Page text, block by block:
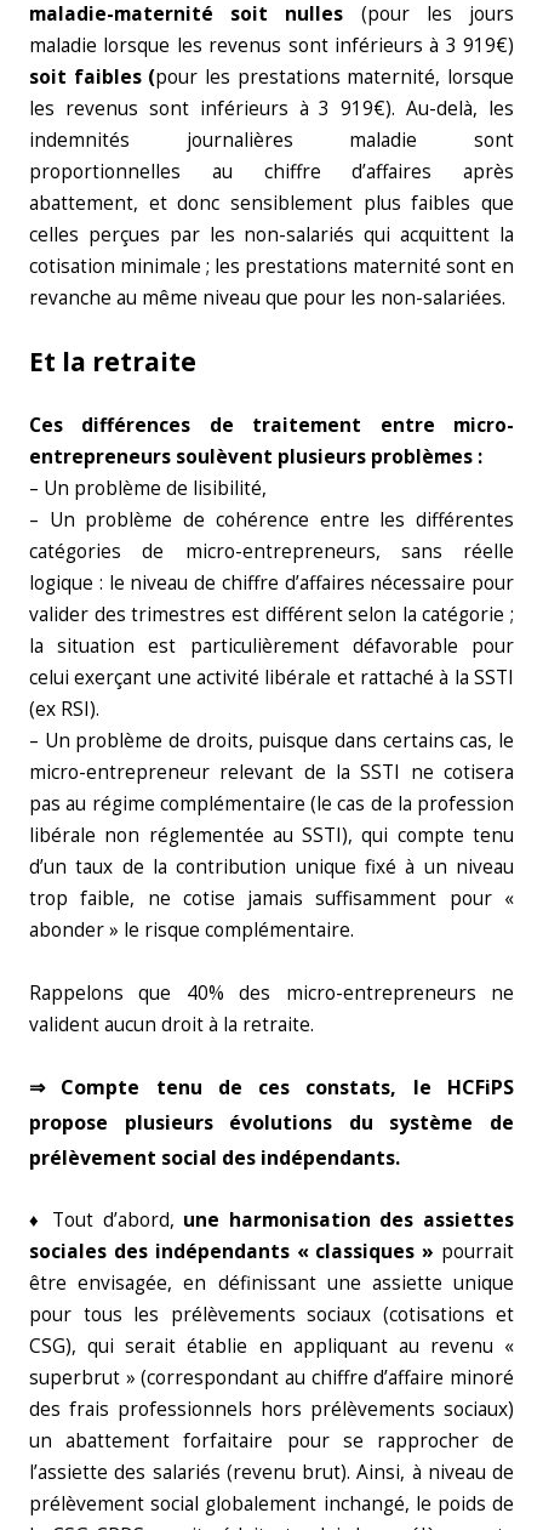
maladie-maternité soit nulles (pour les jours
maladie lorsque les revenus sont inférieurs à 3 919€)
soit faibles (pour les prestations maternité, lorsque
les revenus sont inférieurs à 3 919€). Au-delà, les
indemnités journalières maladie sont
proportionnelles au chiffre d’affaires après
abattement, et donc sensiblement plus faibles que
celles perçues par les non-salariés qui acquittent la
cotisation minimale ; les prestations maternité sont en
revanche au même niveau que pour les non-salariées.
Et la retraite
Ces différences de traitement entre micro-
entrepreneurs soulèvent plusieurs problèmes :
– Un problème de lisibilité,
– Un problème de cohérence entre les différentes
catégories de micro-entrepreneurs, sans réelle
logique : le niveau de chiffre d’affaires nécessaire pour
valider des trimestres est différent selon la catégorie ;
la situation est particulièrement défavorable pour
celui exerçant une activité libérale et rattaché à la SSTI
(ex RSI).
– Un problème de droits, puisque dans certains cas, le
micro-entrepreneur relevant de la SSTI ne cotisera
pas au régime complémentaire (le cas de la profession
libérale non réglementée au SSTI), qui compte tenu
d’un taux de la contribution unique fixé à un niveau
trop faible, ne cotise jamais suffisamment pour «
abonder » le risque complémentaire.
Rappelons que 40% des micro-entrepreneurs ne
valident aucun droit à la retraite.
⇒ Compte tenu de ces constats, le HCFiPS
propose plusieurs évolutions du système de
prélèvement social des indépendants.
♦ Tout d’abord, une harmonisation des assiettes
sociales des indépendants « classiques » pourrait
être envisagée, en définissant une assiette unique
pour tous les prélèvements sociaux (cotisations et
CSG), qui serait établie en appliquant au revenu «
superbrut » (correspondant au chiffre d’affaire minoré
des frais professionnels hors prélèvements sociaux)
un abattement forfaitaire pour se rapprocher de
l’assiette des salariés (revenu brut). Ainsi, à niveau de
prélèvement social globalement inchangé, le poids de